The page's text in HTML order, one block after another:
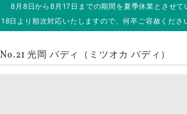
8月8日から8月17日までの期間を夏季休業とさせて
日より順次対応いたしますので、何卒ご容赦くださ
光岡 バディ（ミツオカ バディ）